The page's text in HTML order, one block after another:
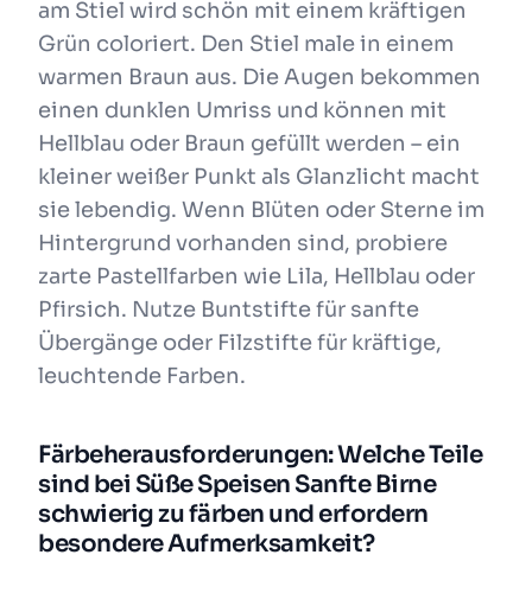
am Stiel wird schön mit einem kräftigen
Grün coloriert. Den Stiel male in einem
warmen Braun aus. Die Augen bekommen
einen dunklen Umriss und können mit
Hellblau oder Braun gefüllt werden – ein
kleiner weißer Punkt als Glanzlicht macht
sie lebendig. Wenn Blüten oder Sterne im
Hintergrund vorhanden sind, probiere
zarte Pastellfarben wie Lila, Hellblau oder
Pfirsich. Nutze Buntstifte für sanfte
Übergänge oder Filzstifte für kräftige,
leuchtende Farben.
Färbeherausforderungen: Welche Teile
sind bei Süße Speisen Sanfte Birne
schwierig zu färben und erfordern
besondere Aufmerksamkeit?